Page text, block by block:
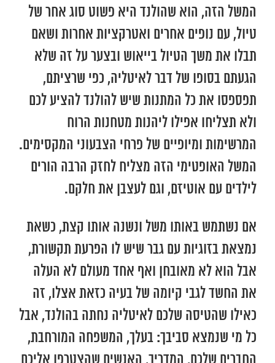
המשל הזה, הוא שהולנד היא פשוט סוג אחר של
טיול, עם נופים אחרים ואטרקציות אחרות ושאם
תבלו את משך הטיול בייאוש ובצער על זה שלא
הגעתם בסופו של דבר לאיטליה, כפי שרציתם,
תפספסו את כל המתנות שיש להולנד להציע לכם
ולא תצליחו אפילו ליהנות מטחנות הרוח
המרשימות ומיופיים של פרחי הצבעוני המקסימים.
המשל האופטימי הזה מצליח לחזק הרבה הורים
לילדים עם אוטיזם, וגם לעצבן את חלקם.
אם נשתמש באותו משל ונשנה אותו קצת, כשאת
נמצאת בזוגיות עם גבר שיש לו הפרעת תקשורת,
אבל הוא לא מאובחן ואף אחד מעולם לא העלה
את החשד לגבי קיומה של בעיה כזאת אצלו, זה
כאילו שהטיסה שלכם לאיטליה נחתה בהולנד, אבל
כל מי שנמצא סביבך: בעלך, המשפחה המורחבת,